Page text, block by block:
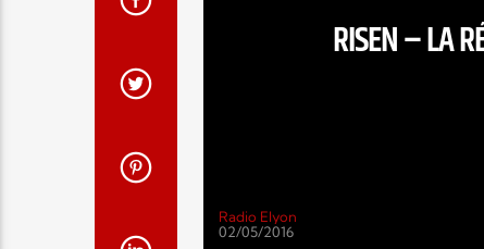
RISEN – LA
Radio Elyon
02/05/2016